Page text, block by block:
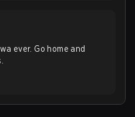
ever. Go home and